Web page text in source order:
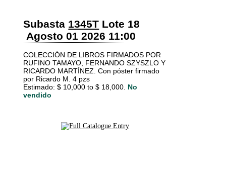
Subasta 1345T Lote 18
Agosto 01 2026 11:00
COLECCIÓN DE LIBROS FIRMADOS POR
RUFINO TAMAYO, FERNANDO SZYSZLO Y
RICARDO MARTÍNEZ. Con póster firmado
por Ricardo M. 4 pzs
Estimado: $ 10,000 to $ 18,000. No
vendido